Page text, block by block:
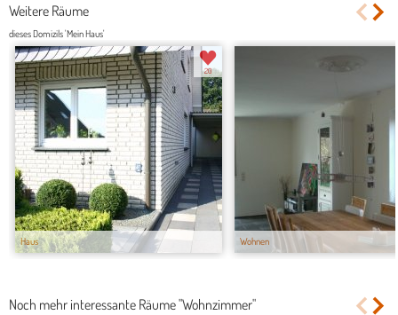
Weitere Räume
dieses Domizils 'Mein Haus'
Haus
20
Wohnen
Noch mehr interessante Räume "Wohnzimmer"